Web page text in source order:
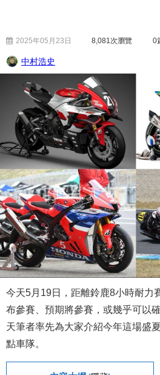
2025年05月23日 8,081 次瀏覽 0
中村浩史
今天5月19日，距離鈴鹿8小時耐力
布參賽、預期將參賽，或幾乎可以
天筆者率先為大家介紹今年這場盛
點車隊。